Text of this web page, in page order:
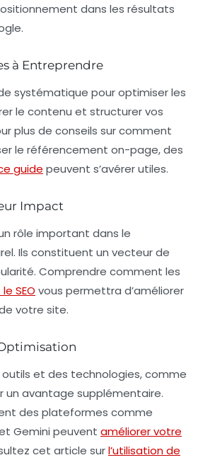
dans les résultats
à Entreprendre
systématique pour optimiser les
le contenu et structurer vos
plus de conseils sur comment
le référencement on-page, des
guide peuvent s’avérer utiles.
Impact
rôle important dans le
. Ils constituent un vecteur de
Comprendre comment les
SEO vous permettra d’améliorer
votre site.
outils et des technologies, comme
un avantage supplémentaire.
des plateformes comme
Gemini peuvent améliorer votre
cet article surl’utilisation de